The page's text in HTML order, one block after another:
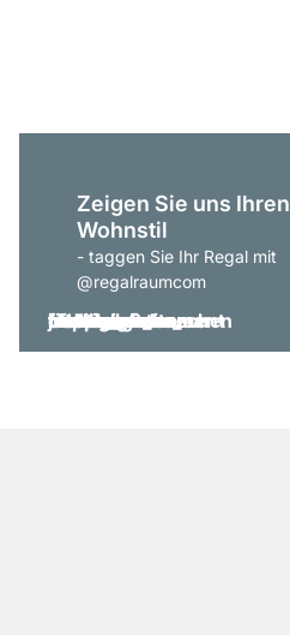
Zeigen Sie uns Ihren
Wohnstil
- taggen Sie Ihr Regal mit
@regalraumcom